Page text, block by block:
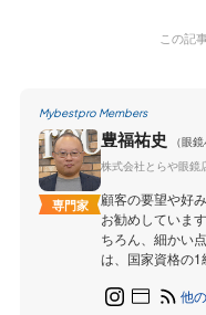
この記
Mybestpro Members
専門家
豊福祐史
（眼
株式会社とらや眼
顧客の要望や好
お勧めしていま
ちろん、細かい
は、国家資格の1
他